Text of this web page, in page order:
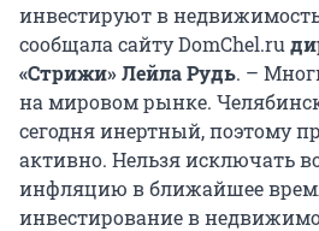
инвестируют в
сообщала сайту DomChel.ru
«Стрижи» Лейла Рудь. –
на мировом рынке.
сегодня инертный, поэтому
активно. Нельзя исключать
инфляцию в ближайшее
инвестирование в